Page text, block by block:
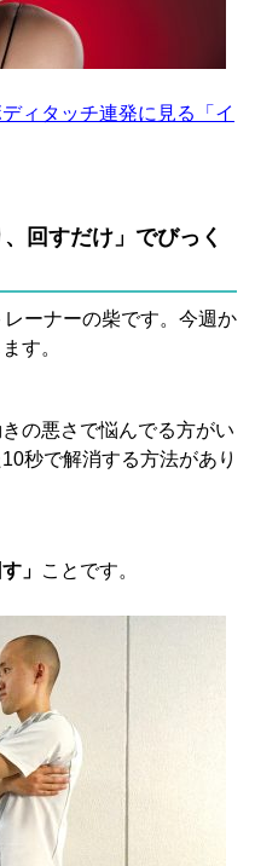
ィタッチ連発に見る「イ
回すだけ」でびっく
ーナーの柴です。今週か
す。
の悪さで悩んでる方がい
秒で解消する方法があり
」 ことです。